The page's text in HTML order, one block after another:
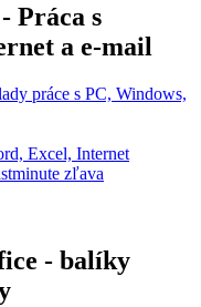
Práca s
a e-mail
Excel, Internet
- balíky